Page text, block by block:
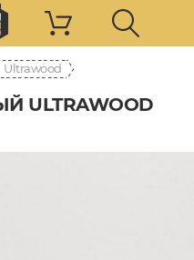
Ultrawood
ULTRAWOOD